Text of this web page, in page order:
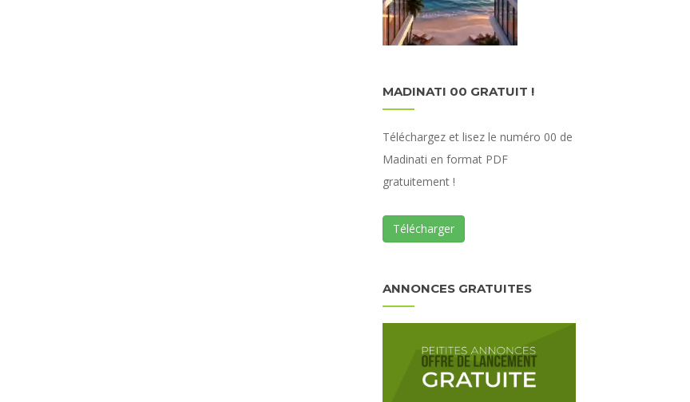
MADINATI 00 GRATUIT !
Téléchargez et lisez le numéro 00 de
Madinati en format PDF
gratuitement !
Télécharger
ANNONCES GRATUITES